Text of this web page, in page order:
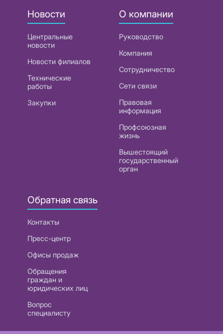
Новости
Центральные
новости
Новости филиалов
Технические
работы
Закупки
О компании
Руководство
Компания
Сотрудничество
Сети связи
Правовая
информация
Профсоюзная
жизнь
Вышестоящий
государственный
орган
Обратная связь
Контакты
Пресс-центр
Офисы продаж
Обращения
граждан и
юридических лиц
Вопрос
специалисту